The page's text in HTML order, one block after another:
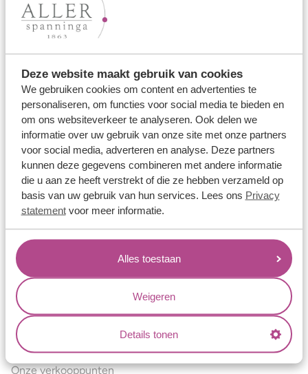
Deze website maakt gebruik van cookies
We gebruiken cookies om content en advertenties te
personaliseren, om functies voor social media te bieden en
om ons websiteverkeer te analyseren. Ook delen we
informatie over uw gebruik van onze site met onze partners
voor social media, adverteren en analyse. Deze partners
kunnen deze gegevens combineren met andere informatie
die u aan ze heeft verstrekt of die ze hebben verzameld op
basis van uw gebruik van hun services. Lees ons Privacy
statementvoor meer informatie.
Alles toestaan
Weigeren
Details tonen
Ons aanbod
Trouwringen
Verlovingsringen
Vriendschapsringen
Over ons
Aller Spanninga
Historie
Certificaten
Blogs
Jouw voordelen
Conflictvrije Materialen
Oneindig veel mogelijkheden
Kwaliteit
Juweliers & Contact
Onze verkooppunten